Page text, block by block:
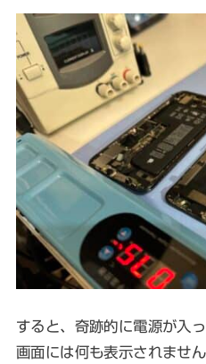
すると、奇跡的に電源が入
画面には何も表示されませ